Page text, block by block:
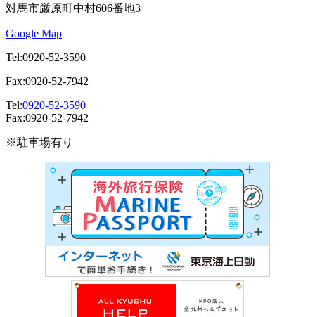
対馬市厳原町中村606番地3
Google Map
Tel:0920-52-3590
Fax:0920-52-7942
Tel:0920-52-3590
Fax:0920-52-7942
※駐車場有り